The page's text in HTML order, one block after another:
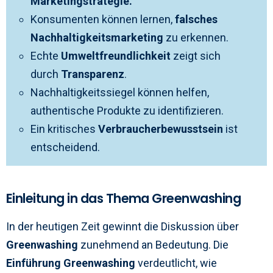
Konsumenten können lernen,falsches
Nachhaltigkeitsmarketing zu erkennen.
Echte Umweltfreundlichkeit zeigt sich
durch Transparenz.
Nachhaltigkeitssiegel können helfen,
authentische Produkte zu identifizieren.
Ein kritisches Verbraucherbewusstsein ist
entscheidend.
Einleitung in das Thema Greenwashing
In der heutigen Zeit gewinnt die Diskussion über
Greenwashing zunehmend an Bedeutung. Die
Einführung Greenwashing verdeutlicht, wie